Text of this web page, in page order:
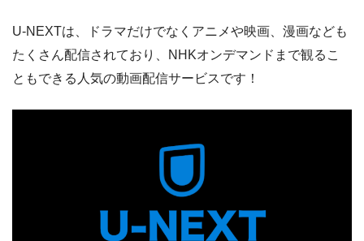
U-NEXTは、ドラマだけでなくアニメや映画、漫画なども
たくさん配信されており、NHKオンデマンドまで観るこ
ともできる人気の動画配信サービスです！